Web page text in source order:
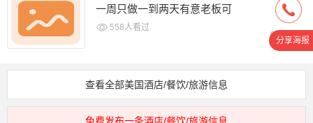
一周只做一到两天有意老板可
以联系
558人看过
04月25日
查看全部美国酒店/餐饮/旅游信息
分享海报